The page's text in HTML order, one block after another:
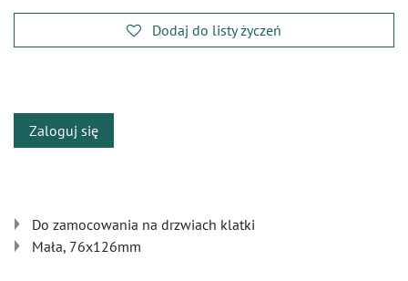
Dodaj do listy życzeń
Zaloguj się
Do zamocowania na drzwiach klatki
Mała, 76x126mm